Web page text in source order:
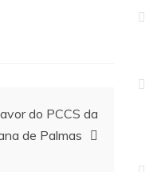
do PCCS da
de Palmas